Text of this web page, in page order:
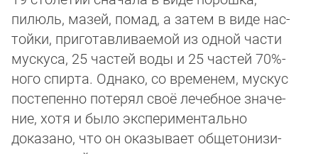
пилюль, мазей, помад, а затем в виде нас­
той­ки, приготавливаемой из одной части
мус­ку­са, 25 частей воды и 25 частей 70%-
ного спирта. Однако, со временем, мускус
пос­те­пен­но потерял своё лечебное зна­че­
ние, хотя и было экспериментально
доказано, что он оказывает обще­то­ни­зи­